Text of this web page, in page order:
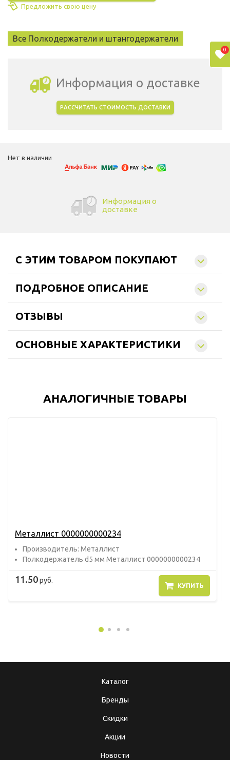
Предложить свою цену
Все Полкодержатели и штангодержатели
Информация о доставке
РАССЧИТАТЬ СТОИМОСТЬ ДОСТАВКИ
Нет в наличии
Информация о
доставке
C ЭТИМ ТОВАРОМ ПОКУПАЮТ
ПОДРОБНОЕ ОПИСАНИЕ
ОТЗЫВЫ
ОСНОВНЫЕ ХАРАКТЕРИСТИКИ
АНАЛОГИЧНЫЕ ТОВАРЫ
Металлист 0000000000234
Прoизвoдитель: Металлист
Полкодержатель d5 мм Металлист 0000000000234
11.50руб.
КУПИТЬ
Каталог
Бренды
Скидки
Акции
Новости
0